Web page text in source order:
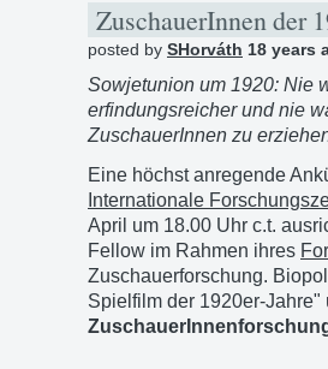
ZuschauerInnen der
posted by SHorváth 18 years
Sowjetunion um 1920: Nie
erfindungsreicher und nie
ZuschauerInnen zu
Eine höchst anregende
Internationale
April um 18.00 Uhr c.t.
Fellow im Rahmen ihres
Zuschauerforschung.
Spielfilm der 1920er-